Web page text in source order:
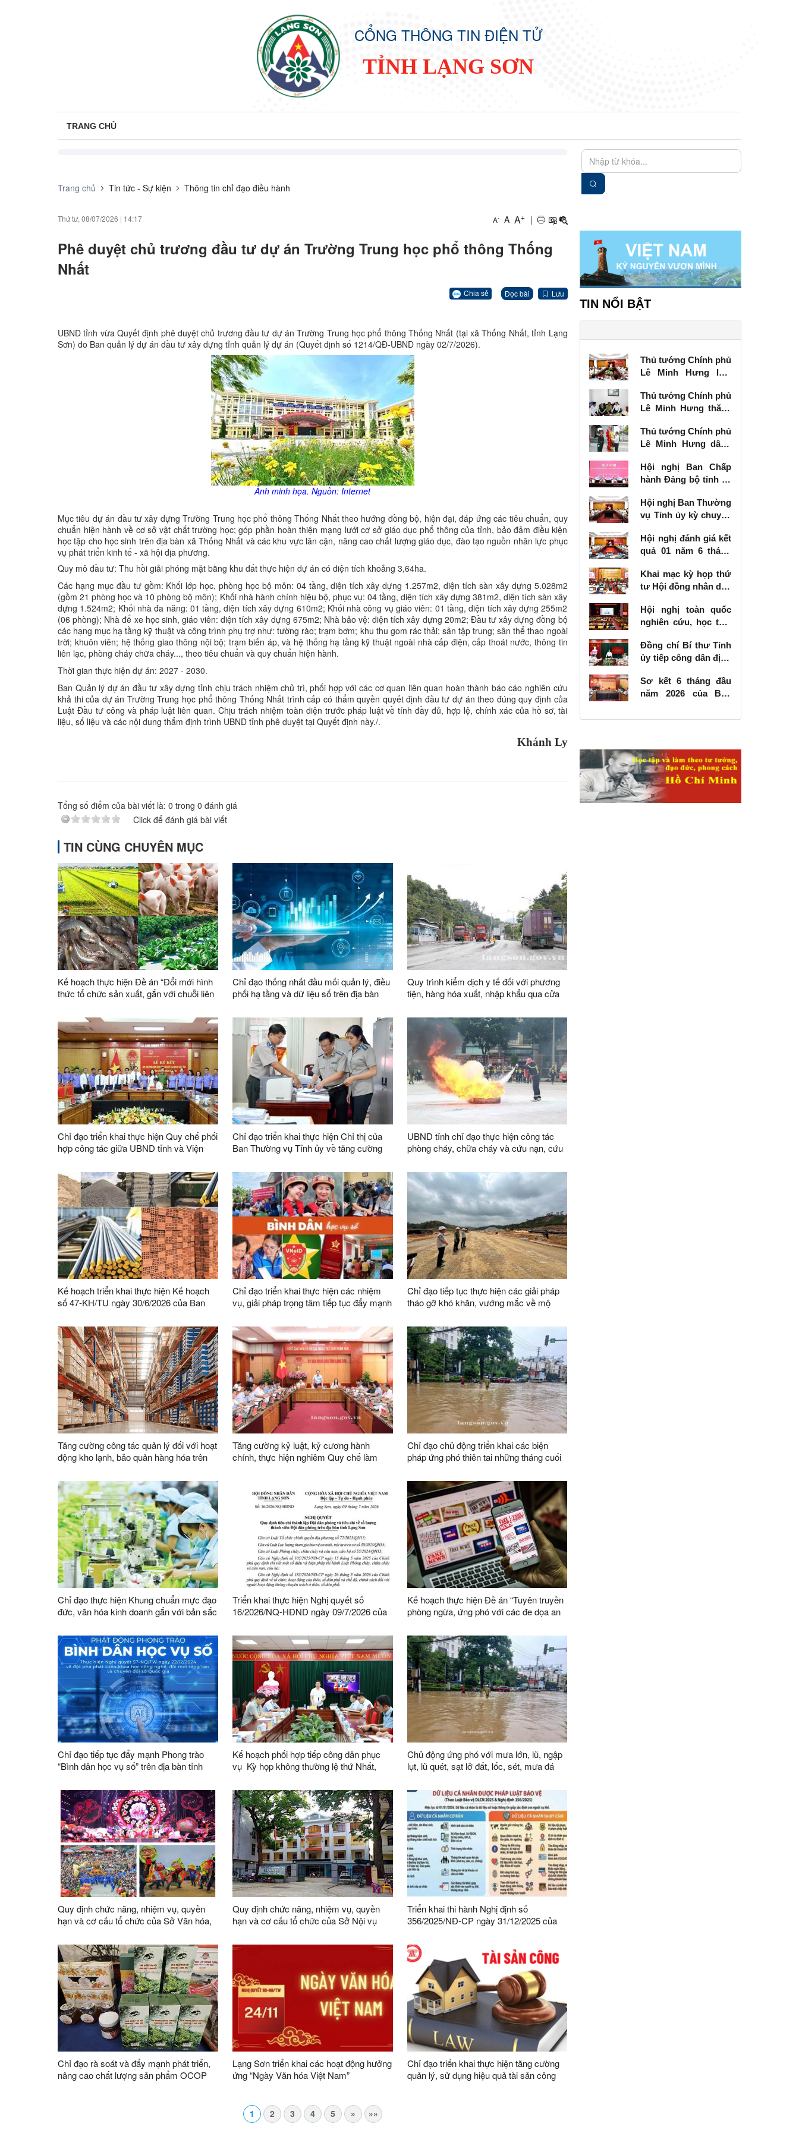
CỔNG THÔNG TIN ĐIỆN TỬ
TỈNH LẠNG SƠN
TRANG CHỦ
Trang chủ Tin tức - Sự kiện Thông tin chỉ đạo điều hành
Thứ tư, 08/07/2026 | 14:17 A- A A+ |
Phê duyệt chủ trương đầu tư dự án Trường Trung học phổ thông Thống
Nhất
Chia sẻ Đọc bài Lưu
UBND tỉnh vừa Quyết định phê duyệt chủ trương đầu tư dự án Trường Trung học phổ thông Thống Nhất (tại xã Thống Nhất, tỉnh Lạng
Sơn) do Ban quản lý dự án đầu tư xây dựng tỉnh quản lý dự án (Quyết định số 1214/QĐ-UBND ngày 02/7/2026).
Ảnh minh họa. Nguồn: Internet
Mục tiêu dự án đầu tư xây dựng Trường Trung học phổ thông Thống Nhất theo hướng đồng bộ, hiện đại, đáp ứng các tiêu chuẩn, quy
chuẩn hiện hành về cơ sở vật chất trường học; góp phần hoàn thiện mạng lưới cơ sở giáo dục phổ thông của tỉnh, bảo đảm điều kiện
học tập cho học sinh trên địa bàn xã Thống Nhất và các khu vực lân cận, nâng cao chất lượng giáo dục, đào tạo nguồn nhân lực phục
vụ phát triển kinh tế - xã hội địa phương.
Quy mô đầu tư: Thu hồi giải phóng mặt bằng khu đất thực hiện dự án có diện tích khoảng 3,64ha.
Các hạng mục đầu tư gồm: Khối lớp học, phòng học bộ môn: 04 tầng, diện tích xây dựng 1.257m2, diện tích sàn xây dựng 5.028m2
(gồm 21 phòng học và 10 phòng bộ môn); Khối nhà hành chính hiệu bộ, phục vụ: 04 tầng, diện tích xây dựng 381m2, diện tích sàn xây
dựng 1.524m2; Khối nhà đa năng: 01 tầng, diện tích xây dựng 610m2; Khối nhà công vụ giáo viên: 01 tầng, diện tích xây dựng 255m2
(06 phòng); Nhà để xe học sinh, giáo viên: diện tích xây dựng 675m2; Nhà bảo vệ: diện tích xây dựng 20m2; Đầu tư xây dựng đồng bộ
các hạng mục hạ tầng kỹ thuật và công trình phụ trợ như: tường rào; trạm bơm; khu thu gom rác thải; sân tập trung; sân thể thao ngoài
trời; khuôn viên; hệ thống giao thông nội bộ; trạm biến áp, và hệ thống hạ tầng kỹ thuật ngoài nhà cấp điện, cấp thoát nước, thông tin
liên lạc, phòng cháy chữa cháy..., theo tiêu chuẩn và quy chuẩn hiện hành.
Thời gian thực hiện dự án: 2027 - 2030.
Ban Quản lý dự án đầu tư xây dựng tỉnh chịu trách nhiệm chủ trì, phối hợp với các cơ quan liên quan hoàn thành báo cáo nghiên cứu
khả thi của dự án Trường Trung học phổ thông Thống Nhất trình cấp có thẩm quyền quyết định đầu tư dự án theo đúng quy định của
Luật Đầu tư công và pháp luật liên quan. Chịu trách nhiệm toàn diện trước pháp luật về tính đầy đủ, hợp lệ, chính xác của hồ sơ, tài
liệu, số liệu và các nội dung thẩm định trình UBND tỉnh phê duyệt tại Quyết định này./.
Khánh Ly
Tổng số điểm của bài viết là: 0 trong 0 đánh giá
Click để đánh giá bài viết
TIN CÙNG CHUYÊN MỤC
Kế hoạch thực hiện Đề án “Đổi mới hình
thức tổ chức sản xuất, gắn với chuỗi liên
dựng thương hiệu trong lĩnh vực nông
lâm nghiệp giai đoạn 2026 - 2030”
Chỉ đạo thống nhất đầu mối quản lý, điều
phối hạ tầng và dữ liệu số trên địa bàn
Quy trình kiểm dịch y tế đối với phương
tiện, hàng hóa xuất, nhập khẩu qua cửa
vận chuyển hàng hoá khu vực mốc
1119-1120 và đường chuyên dụng vận
chuyển hàng hoá khu vực mốc 1088/2-
1089 thuộc cặp cửa khẩu quốc tế Hữu
Nghị (Việt Nam) - Hữu Nghị Quan (Trung
Quốc)
Chỉ đạo triển khai thực hiện Quy chế phối
hợp công tác giữa UBND tỉnh và Viện
Chỉ đạo triển khai thực hiện Chỉ thị của
Ban Thường vụ Tỉnh ủy về tăng cường
hành án dân sự, thi hành án hành chính
trên địa bàn tỉnh
UBND tỉnh chỉ đạo thực hiện công tác
phòng cháy, chữa cháy và cứu nạn, cứu
Kế hoạch triển khai thực hiện Kế hoạch
số 47-KH/TU ngày 30/6/2026 của Ban
03-CT/TW ngày 03/02/2026 của Ban Bí
thư về tăng cường sự lãnh đạo của Đảng
đối với công tác quản lý, phát triển vật
liệu xây dựng trong giai đoạn mới
Chỉ đạo triển khai thực hiện các nhiệm
vụ, giải pháp trọng tâm tiếp tục đẩy mạnh
bàn tỉnh
Chỉ đạo tiếp tục thực hiện các giải pháp
tháo gỡ khó khăn, vướng mắc về mộ
dự án trên địa bàn tỉnh
Tăng cường công tác quản lý đối với hoạt
động kho lạnh, bảo quản hàng hóa trên
Tăng cường kỷ luật, kỷ cương hành
chính, thực hiện nghiêm Quy chế làm
Chỉ đạo chủ động triển khai các biện
pháp ứng phó thiên tai những tháng cuối
Chỉ đạo thực hiện Khung chuẩn mực đạo
đức, văn hóa kinh doanh gắn với bản sắc
hóa kinh doanh thế giới
Triển khai thực hiện Nghị quyết số
16/2026/NQ-HĐND ngày 09/7/2026 của
Đội dân phòng và tiêu chí về số lượng
thành viên Đội dân phòng trên địa bàn
tỉnh
Kế hoạch thực hiện Đề án “Tuyên truyền
phòng ngừa, ứng phó với các đe dọa an
nhìn đến năm 2045”
Chỉ đạo tiếp tục đẩy mạnh Phong trào
“Bình dân học vụ số” trên địa bàn tỉnh
Kế hoạch phối hợp tiếp công dân phục
vụ Kỳ họp không thường lệ thứ Nhất,
Chủ động ứng phó với mưa lớn, lũ, ngập
lụt, lũ quét, sạt lở đất, lốc, sét, mưa đá
Quy định chức năng, nhiệm vụ, quyền
hạn và cơ cấu tổ chức của Sở Văn hóa,
Quy định chức năng, nhiệm vụ, quyền
hạn và cơ cấu tổ chức của Sở Nội vụ
Triển khai thi hành Nghị định số
356/2025/NĐ-CP ngày 31/12/2025 của
và biện pháp thi hành Luật Bảo vệ dữ liệu
cá nhân trên địa bàn tỉnh Lạng Sơn
Chỉ đạo rà soát và đẩy mạnh phát triển,
nâng cao chất lượng sản phẩm OCOP
Lạng Sơn triển khai các hoạt động hưởng
ứng “Ngày Văn hóa Việt Nam”
Chỉ đạo triển khai thực hiện tăng cường
quản lý, sử dụng hiệu quả tài sản công
1 2 3 4 5 » »»
TIN NỔI BẬT
Thủ tướng Chính phủ
Lê Minh Hưng làm
vụ Tỉnh ủy Lạng Sơn
Thủ tướng Chính phủ
Lê Minh Hưng thăm,
binh tại Lạng Sơn
Thủ tướng Chính phủ
Lê Minh Hưng dâng
các Anh hùng liệt sĩ
tại Lạng Sơn
Hội nghị Ban Chấp
hành Đảng bộ tỉnh kỳ
Hội nghị Ban Thường
vụ Tỉnh ủy kỳ chuyên
Hội nghị đánh giá kết
quả 01 năm 6 tháng
số 57-NQ/TW
Khai mạc kỳ họp thứ
tư Hội đồng nhân dân
kỳ 2026 - 2031
Hội nghị toàn quốc
nghiên cứu, học tập,
khai thực hiện Nghị
quyết số 10-NQ/TW
phát triển kinh tế có
vốn đầu tư nước
Đồng chí Bí thư Tỉnh
ủy tiếp công dân định
Sơ kết 6 tháng đầu
năm 2026 của Ban
các công trình, dự án
giao thông vận tải